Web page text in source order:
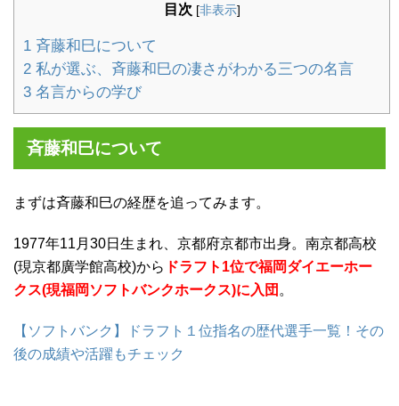
目次 [非表示]
1 斉藤和巳について
2 私が選ぶ、斉藤和巳の凄さがわかる三つの名言
3 名言からの学び
斉藤和巳について
まずは斉藤和巳の経歴を追ってみます。
1977年11月30日生まれ、京都府京都市出身。南京都高校
(現京都廣学館高校)から ドラフト1位で福岡ダイエーホー
クス(現福岡ソフトバンクホークス)に入団 。
【ソフトバンク】ドラフト１位指名の歴代選手一覧！その
後の成績や活躍もチェック